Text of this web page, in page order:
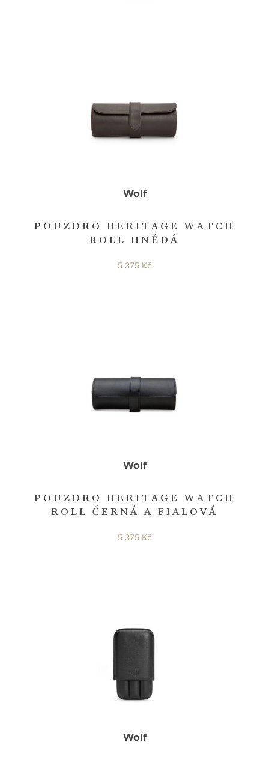
POUZDRO HERITAGE WATCH
ROLL HNĚDÁ
Wolf
5 375 Kč
POUZDRO HERITAGE WATCH
ROLL ČERNÁ A FIALOVÁ
Wolf
5 375 Kč
Wolf